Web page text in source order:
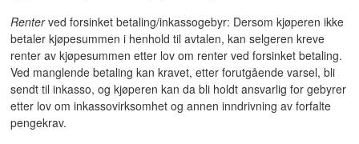
Renterved forsinket betaling/inkassogebyr: Dersom kjøperen ikke
betaler kjøpesummen i henhold til avtalen, kan selgeren kreve
renter av kjøpesummen etter lov om renter ved forsinket betaling.
Ved manglende betaling kan kravet, etter forutgående varsel, bli
sendt til inkasso, og kjøperen kan da bli holdt ansvarlig for gebyrer
etter lov om inkassovirksomhet og annen inndrivning av forfalte
pengekrav.